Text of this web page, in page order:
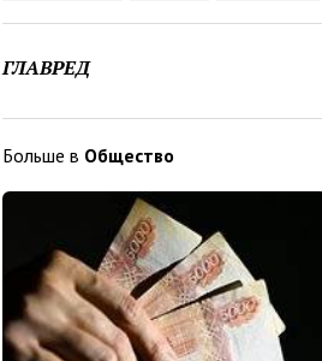
ГЛАВРЕД
Больше в Общество